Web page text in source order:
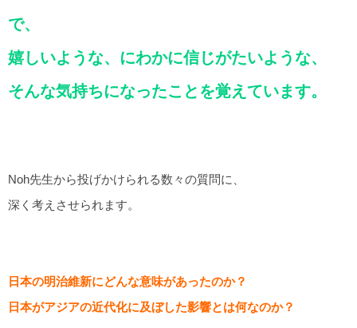
で、
嬉しいような、にわかに信じがたいような、
そんな気持ちになったことを覚えています。
Noh先生から投げかけられる数々の質問に、
深く考えさせられます。
日本の明治維新にどんな意味があったのか？
日本がアジアの近代化に及ぼした影響とは何なのか？